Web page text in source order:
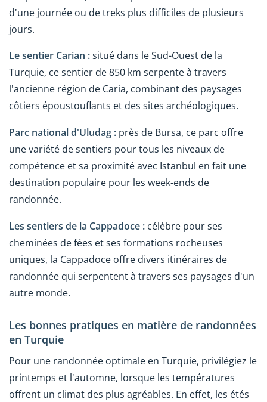
d'une journée ou de treks plus difficiles de plusieurs
jours.
Le sentier Carian :situé dans le Sud-Ouest de la
Turquie, ce sentier de 850 km serpente à travers
l'ancienne région de Caria, combinant des paysages
côtiers époustouflants et des sites archéologiques.
Parc national d'Uludag : près de Bursa, ce parc offre
une variété de sentiers pour tous les niveaux de
compétence et sa proximité avec Istanbul en fait une
destination populaire pour les week-ends de
randonnée.
Les sentiers de la Cappadoce : célèbre pour ses
cheminées de fées et ses formations rocheuses
uniques, la Cappadoce offre divers itinéraires de
randonnée qui serpentent à travers ses paysages d'un
autre monde.
Les bonnes pratiques en matière de randonnées
en Turquie
Pour une randonnée optimale en Turquie, privilégiez le
printemps et l'automne, lorsque les températures
offrent un climat des plus agréables. En effet, les étés